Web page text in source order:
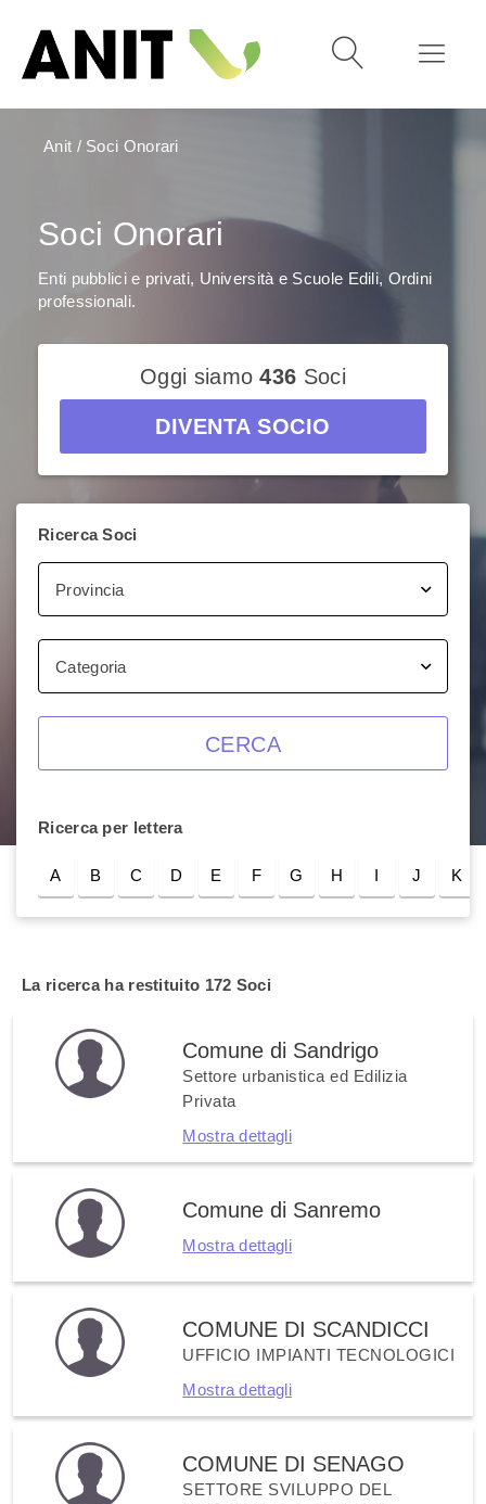
Anit / Soci Onorari
Soci Onorari
Oggi siamo436 Soci
DIVENTA SOCIO
Enti pubblici e privati, Università e Scuole Edili, Ordini
professionali.
Ricerca Soci
Provincia
Categoria
CERCA
Ricerca per lettera
A B C D E F G H I J K
La ricerca ha restituito 172 Soci
Comune di Sandrigo
Settore urbanistica ed Edilizia
Privata
Mostra dettagli
Comune di Sanremo
Mostra dettagli
COMUNE DI SCANDICCI
UFFICIO IMPIANTI TECNOLOGICI
Mostra dettagli
COMUNE DI SENAGO
SETTORE SVILUPPO DEL